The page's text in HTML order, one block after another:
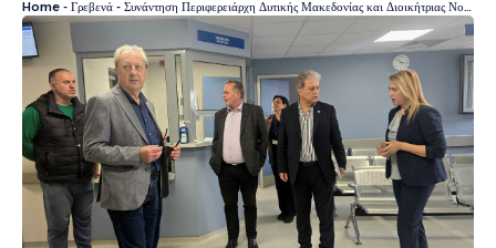
Home - Γρεβενά - Συνάντηση Περιφερειάρχη Δυτικής Μακεδονίας και Διοικήτριας Νοσοκομείου Γρεβενών. Ενίσχυση του Ιατροτεχνολογικού Εξοπλισμού και νέο ασθενοφόρο.